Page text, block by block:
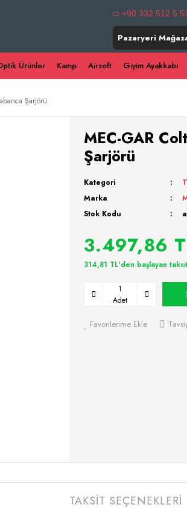
+90 332 512 5
Pazaryeri
Ürünler Kamp Airsoft Giyim Ayakkabı
Şarjörü
MEC-GAR
Şarjörü
Kategori
Marka
Stok Kodu
3.497,86
314,81 TL'den başlayan
Adet
Favorilerime Ekle
TAKSİT SEÇENEKLERİ